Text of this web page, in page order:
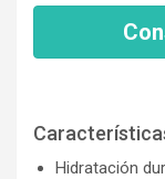
Hidratación